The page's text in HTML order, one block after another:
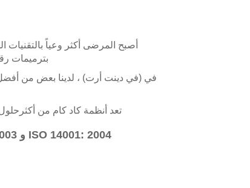
أصبح المرضى أكثر وعياً بالتقنيات
بترميمات
في (في دينت أرت) ، لدينا بعض من
تعد أنظمة كاد كام من
حاصل على شهادة ISO 13485: 2003 و ISO 14001: 2004